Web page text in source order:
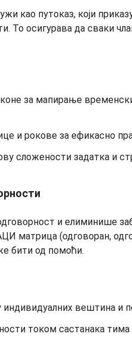
као путоказ, који
То осигурава да сваки
за мапирање
и рокове за ефикасно
сложености задатка и
и елиминише
матрица (одговоран,
бити од помоћи.
вештина и
током састанака тима